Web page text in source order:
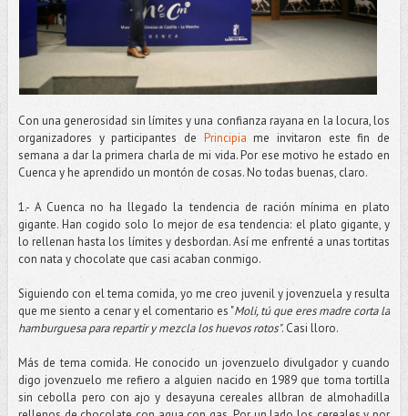
Con una generosidad sin límites y una confianza rayana en la locura, los
organizadores y participantes de Principia me invitaron este fin de
semana a dar la primera charla de mi vida. Por ese motivo he estado en
Cuenca y he aprendido un montón de cosas. No todas buenas, claro.
1.- A Cuenca no ha llegado la tendencia de ración mínima en plato
gigante. Han cogido solo lo mejor de esa tendencia: el plato gigante, y
lo rellenan hasta los límites y desbordan. Así me enfrenté a unas tortitas
con nata y chocolate que casi acaban conmigo.
Siguiendo con el tema comida, yo me creo juvenil y jovenzuela y resulta
que me siento a cenar y el comentario es "Moli, tú que eres madre corta la
hamburguesa para repartir y mezcla los huevos rotos". Casi lloro.
Más de tema comida. He conocido un jovenzuelo divulgador y cuando
digo jovenzuelo me refiero a alguien nacido en 1989 que toma tortilla
sin cebolla pero con ajo y desayuna cereales allbran de almohadilla